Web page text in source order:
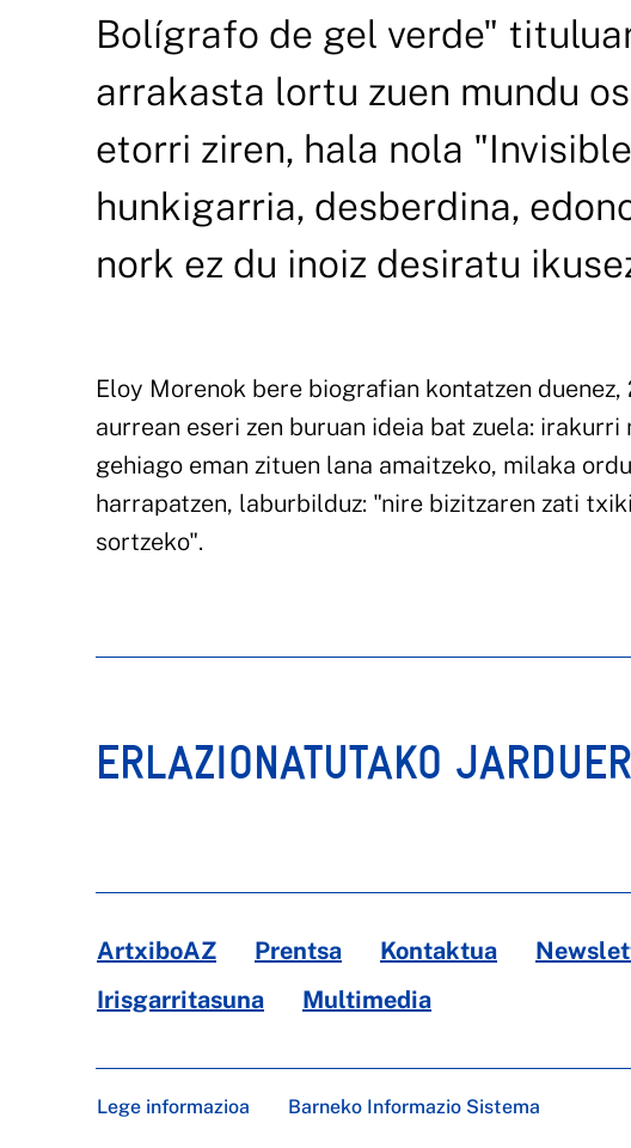
Bolígrafo de gel verde"
arrakasta lortu zuen mundu
etorri ziren, hala nola
hunkigarria, desberdina,
nork ez du inoiz desiratu
Eloy Morenok bere biografian kontatzen
aurrean eseri zen buruan ideia bat zuela:
gehiago eman zituen lana amaitzeko, milaka
harrapatzen, laburbilduz: "nire bizitzaren zati
sortzeko".
ERLAZIONATUTAKO
ArtxiboAZ Prentsa Kontaktua
Irisgarritasuna
Multimedia
Lege informazioa Barneko Informazio Sistema